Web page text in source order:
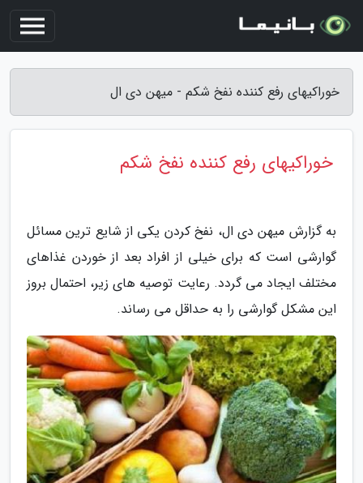
خوراکیهای رفع کننده نفخ شکم - میهن دی ال
خوراکیهای رفع کننده نفخ شکم
به گزارش میهن دی ال، نفخ کردن یکی از شایع ترین مسائل
گوارشی است که برای خیلی از افراد بعد از خوردن غذاهای
مختلف ایجاد می گردد. رعایت توصیه های زیر، احتمال بروز
این مشکل گوارشی را به حداقل می رساند.